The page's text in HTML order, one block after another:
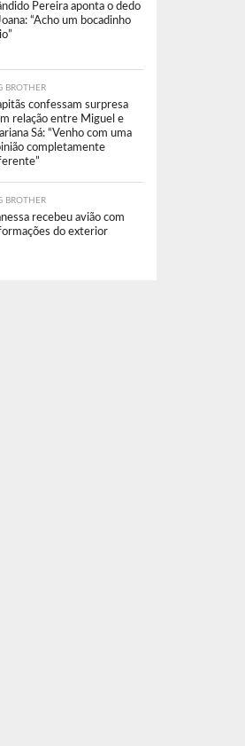
Pereira aponta o dedo
“Acho um bocadinho
BROTHER
confessam surpresa
relação entre Miguel e
Sá: “Venho com uma
completamente
BROTHER
recebeu avião com
do exterior